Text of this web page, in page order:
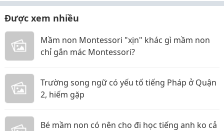
Được xem nhiều
Mầm non Montessori "xịn" khác gì mầm non
chỉ gắn mác Montessori?
Trường song ngữ có yếu tố tiếng Pháp ở Quận
2, hiếm gặp
Bé mầm non có nên cho đi học tiếng anh ko cả